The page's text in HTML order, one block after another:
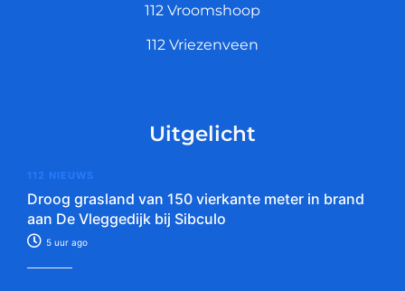
112 Vroomshoop
112 Vriezenveen
Uitgelicht
112 NIEUWS
Droog grasland van 150 vierkante meter in brand
aan De Vleggedijk bij Sibculo
5 uur ago